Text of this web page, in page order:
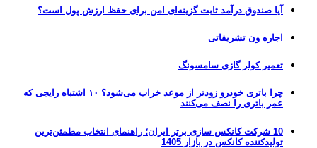
آیا صندوق درآمد ثابت گزینه‌ای امن برای حفظ ارزش پول است؟
اجاره ون تشریفاتی
تعمیر کولر گازی سامسونگ
چرا باتری خودرو زودتر از موعد خراب می‌شود؟ ۱۰ اشتباه رایجی که
عمر باتری را نصف می‌کنند
10 شرکت کانکس سازی برتر ایران؛ راهنمای انتخاب مطمئن‌ترین
تولیدکننده کانکس در بازار 1405